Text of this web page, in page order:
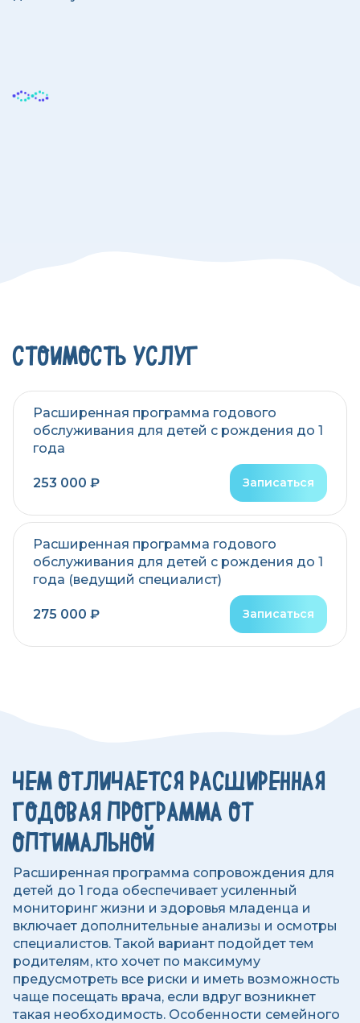
СТОИМОСТЬ УСЛУГ
Расширенная программа годового
обслуживания для детей с рождения до 1
года
253 000 ₽ Записаться
Расширенная программа годового
обслуживания для детей с рождения до 1
года (ведущий специалист)
275 000 ₽ Записаться
ЧЕМ ОТЛИЧАЕТСЯ РАСШИРЕННАЯ
ГОДОВАЯ ПРОГРАММА ОТ
ОПТИМАЛЬНОЙ
Расширенная программа сопровождения для
детей до 1 года обеспечивает усиленный
мониторинг жизни и здоровья младенца и
включает дополнительные анализы и осмотры
специалистов. Такой вариант подойдет тем
родителям, кто хочет по максимуму
предусмотреть все риски и иметь возможность
чаще посещать врача, если вдруг возникнет
такая необходимость. Особенности семейного